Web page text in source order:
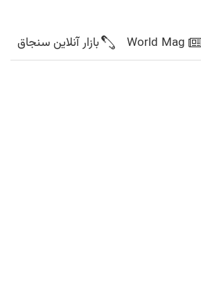
World Mag بازار آنلاین سنجاق